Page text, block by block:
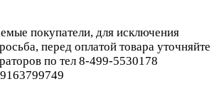
покупатели, для исключения
перед оплатой товара уточняйте
по тел 8-499-5530178